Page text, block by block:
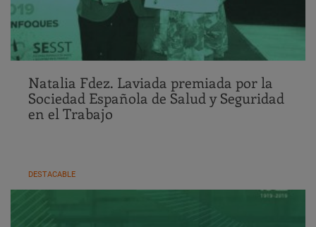
Natalia Fdez. Laviada premiada por la
Sociedad Española de Salud y Seguridad
en el Trabajo
DESTACABLE